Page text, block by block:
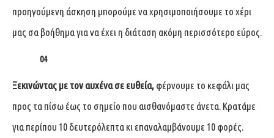
προηγούμενη άσκηση μπορούμε να χρησιμοποιήσουμε το χέρι
μας σα βοήθημα για να έχει η διάταση ακόμη περισσότερο εύρος.
04
Ξεκινώντας με τον αυχένα σε ευθεία, φέρνουμε το κεφάλι μας
προς τα πίσω έως το σημείο που αισθανόμαστε άνετα. Κρατάμε
για περίπου 10 δευτερόλεπτα κι επαναλαμβάνουμε 10 φορές.